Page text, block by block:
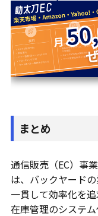
まとめ
通信販売（EC）事
は、バックヤード
一貫して効率化を
在庫管理のシステ